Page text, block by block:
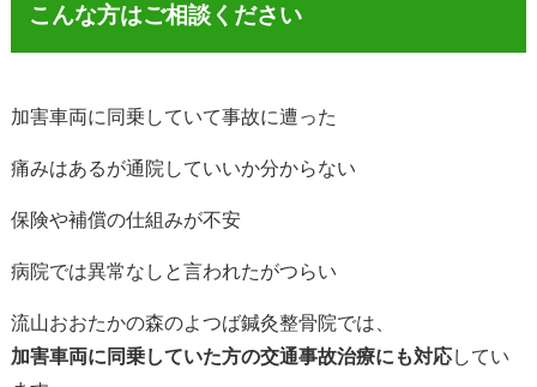
こんな方はご相談ください
加害車両に同乗していて事故に遭った
痛みはあるが通院していいか分からない
保険や補償の仕組みが不安
病院では異常なしと言われたがつらい
流山おおたかの森のよつば鍼灸整骨院では、
加害車両に同乗していた方の交通事故治療にも対応してい